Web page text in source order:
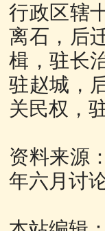
行政区辖
离石，后
楫，驻长
驻赵城，
关民权，
资料来源
年六月讨